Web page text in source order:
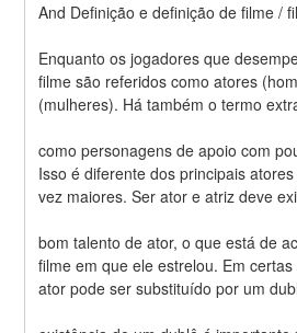
And Definição e definição de filme
Enquanto os jogadores que
filme são referidos como atores
(mulheres). Há também o termo
como personagens de apoio com
Isso é diferente dos principais
vez maiores. Ser ator e atriz deve
bom talento de ator, o que está de
filme em que ele estrelou. Em
ator pode ser substituído por um